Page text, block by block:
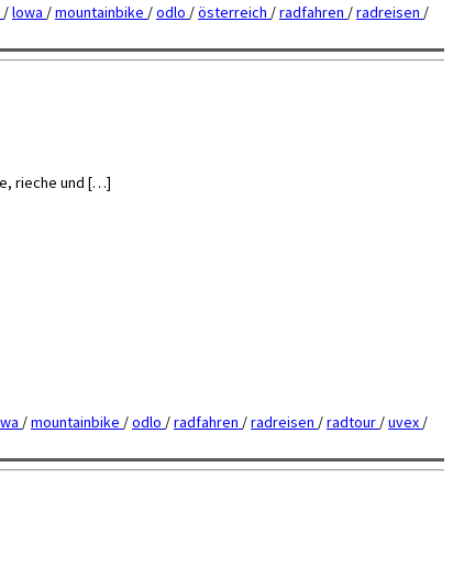
rieche und […]
/lowa /mountainbike /odlo /österreich /radfahren /radreisen /
/mountainbike /odlo /radfahren /radreisen /radtour /uvex /